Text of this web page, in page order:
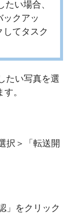
い場合、
ックアッ
てタスク
たい写真を選
。
択＞「転送開
」をクリック